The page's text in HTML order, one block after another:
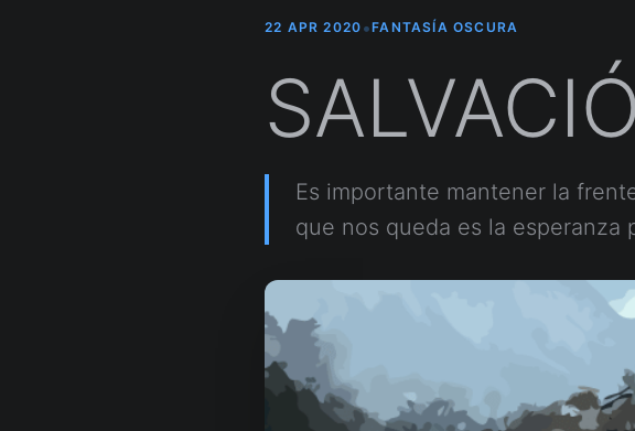
22 APR 2020 •FANTASÍA OSCURA
Es importante mantener la
que nos queda es la esperanza